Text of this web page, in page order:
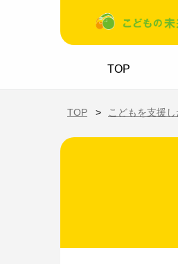
ホーム
TOP
TOP こどもを支援